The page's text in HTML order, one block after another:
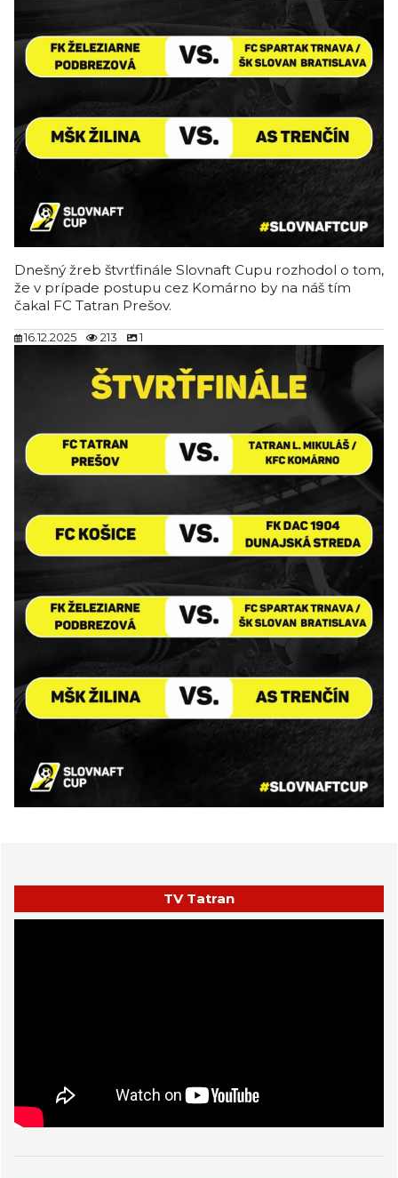
Dnešný žreb štvrťfinále Slovnaft Cupu rozhodol o tom,
že v prípade postupu cez Komárno by na náš tím
čakal FC Tatran Prešov.
16.12.2025 213 1
TV Tatran